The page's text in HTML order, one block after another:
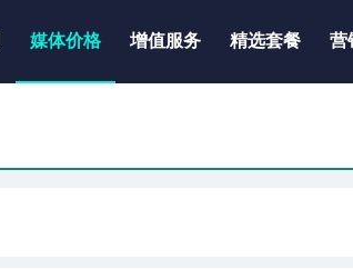
媒体价格 增值服务 精选套餐 营